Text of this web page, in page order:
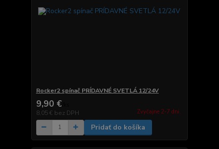
Rocker2 spínač PRÍDAVNÉ SVETLÁ 12/24V
9,90 €
8,05 € bez DPH Zvyčajne 2-7 dni.
Pridať do košíka